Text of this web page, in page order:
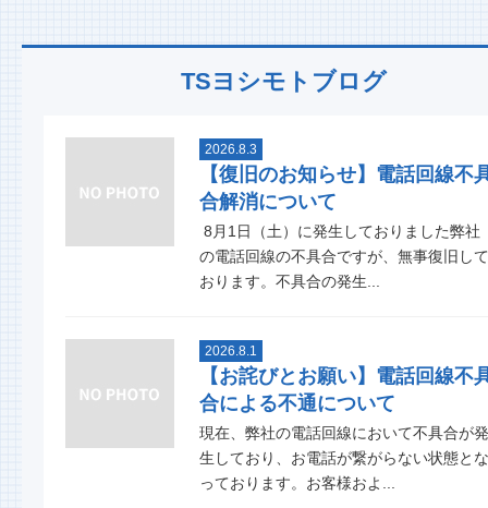
TSヨシモトブログ
2026.8.3
【復旧のお知らせ】電話回線不
合解消について
8月1日（土）に発生しておりました弊社
の電話回線の不具合ですが、無事復旧して
おります。不具合の発生...
2026.8.1
【お詫びとお願い】電話回線不
合による不通について
現在、弊社の電話回線において不具合が発
生しており、お電話が繋がらない状態とな
っております。お客様およ...